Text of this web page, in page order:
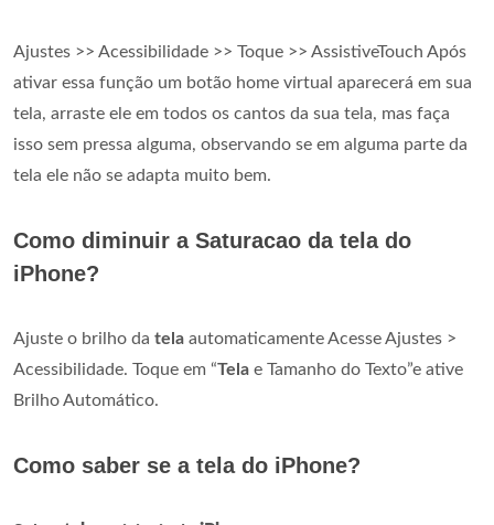
Ajustes >> Acessibilidade >> Toque >> AssistiveTouch Após
ativar essa função um botão home virtual aparecerá em sua
tela, arraste ele em todos os cantos da sua tela, mas faça
isso sem pressa alguma, observando se em alguma parte da
tela ele não se adapta muito bem.
Como diminuir a Saturacao da tela do
iPhone?
Ajuste o brilho da tela automaticamente Acesse Ajustes >
Acessibilidade. Toque em “Tela e Tamanho do Texto”e ative
Brilho Automático.
Como saber se a tela do iPhone?